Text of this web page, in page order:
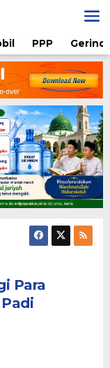
PPP
Para